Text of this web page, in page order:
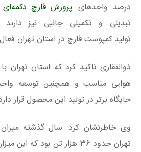
درصد واحدهای پرورش قارچ دکمه‌ای
تولید کمپوست قارچ در استان تهران
ذوالفقاری تاکید کرد که استان
هوایی مناسب و همچنین توسعه
جایگاه برتر در تولید این محصول قرار
وی خاطرنشان کرد: سال گذشته میزان